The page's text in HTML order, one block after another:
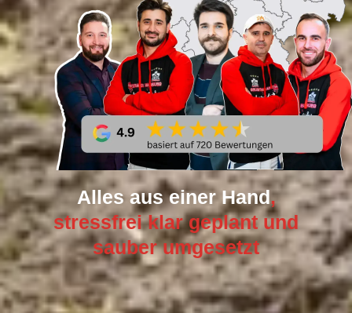
Alles aus einer Hand,
stressfrei klar geplant und
sauber umgesetzt